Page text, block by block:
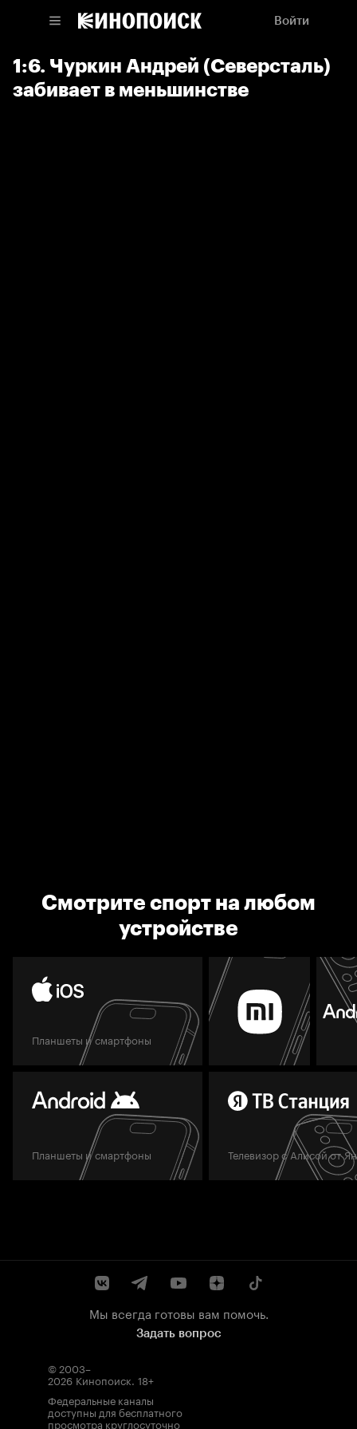
Войти
1:6. Чуркин Андрей (Северсталь)
забивает в меньшинстве
Смотрите спорт на любом
устройстве
Планшеты и смартфоны
Планшеты и смартфоны Телевизор с Алисой от
Мы всегда готовы вам помочь.
Задать вопрос
© 2003–
2026 Кинопоиск. 18+
Федеральные каналы
доступны для бесплатного
просмотра круглосуточно